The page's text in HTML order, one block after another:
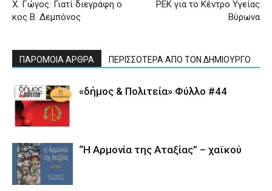
Χ. Γώγος: Γιατί διεγράφη ο
κος Β. Δεμπόνος
ΡΕΚ για το Κέντρο Υγείας
Βύρωνα
ΠΑΡΟΜΟΙΑ ΑΡΘΡΑ ΠΕΡΙΣΣΟΤΕΡΑ ΑΠΟ ΤΟΝ ΔΗΜΙΟΥΡΓΟ
«δήμος & Πολιτεία» Φύλλο #44
“Η Αρμονία της Αταξίας” – χαϊκού